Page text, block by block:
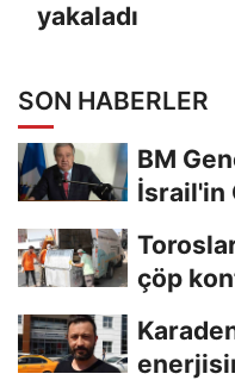
yakaladı
SON HABERLER
BM
İsrail'in
çöp